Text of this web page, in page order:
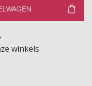
winkels